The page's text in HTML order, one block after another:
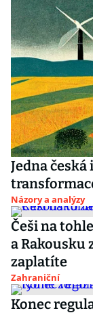
Jedna česká
Názory a analýzy
Češi na
a Rakousku
zaplatíte
Zahraniční
Konec